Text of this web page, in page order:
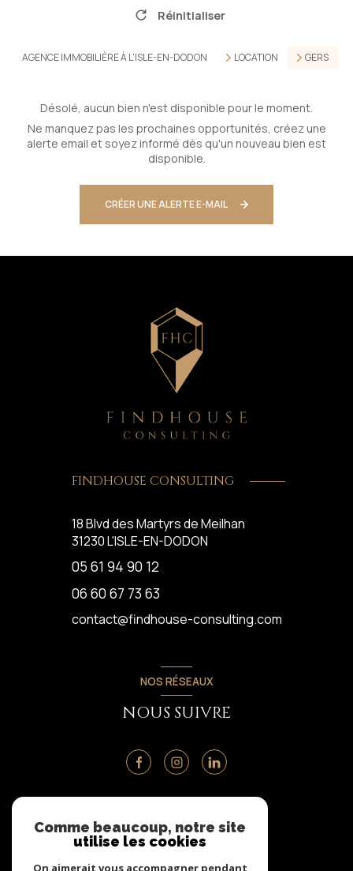
Réinitialiser
AGENCE IMMOBILIÈRE À L'ISLE-EN-DODON LOCATION GERS
Désolé, aucun bien n'est disponible pour le moment.
Ne manquez pas les prochaines opportunités, créez une
alerte email et soyez informé dès qu'un nouveau bien est
disponible.
CRÉER UNE ALERTE E-MAIL
FINDHOUSE CONSULTING
18 Blvd des Martyrs de Meilhan
31230L'ISLE-EN-DODON
05 61 94 90 12
06 60 67 73 63
contact@findhouse-consulting.com
NOS RÉSEAUX
NOUS SUIVRE
ADHÉRENTS
NOUS ADHÉRONS
Comme beaucoup, notre site
utilise les cookies
On aimerait vous accompagner pendant